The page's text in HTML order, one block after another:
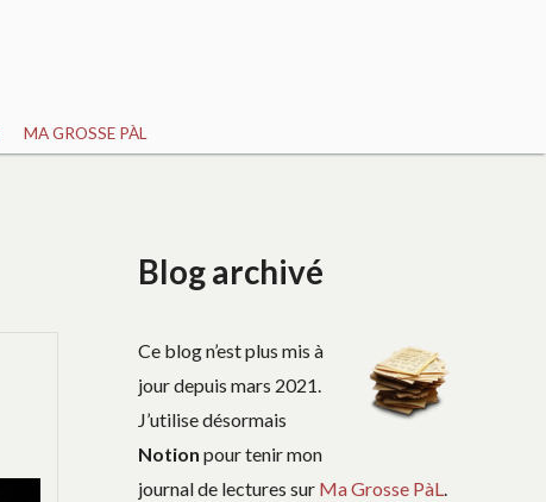
MA GROSSE PÀL
Blog archivé
Ce blog n’est plus mis à
jour depuis mars 2021.
J’utilise désormais
Notion pour tenir mon
journal de lectures sur Ma Grosse PàL.